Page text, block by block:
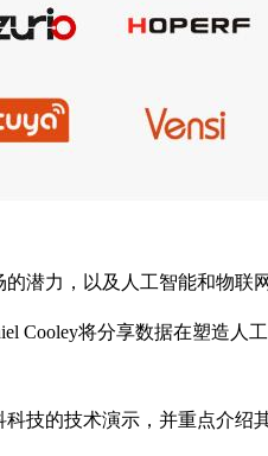
潜力，以及人工智能和物联
Cooley将分享数据在塑造人
技的技术演示，并重点介绍